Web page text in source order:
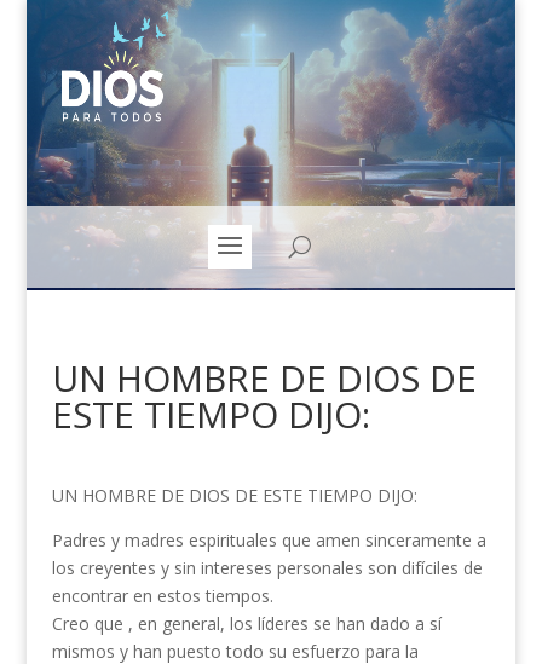
UN HOMBRE DE DIOS DE
ESTE TIEMPO DIJO:
UN HOMBRE DE DIOS DE ESTE TIEMPO DIJO:
Padres y madres espirituales que amen sinceramente a
los creyentes y sin intereses personales son difíciles de
encontrar en estos tiempos.
Creo que , en general, los líderes se han dado a sí
mismos y han puesto todo su esfuerzo para la